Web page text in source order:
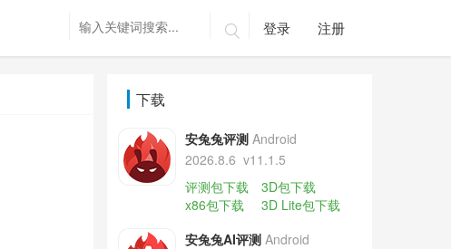
 登录 注册
下载
安兔兔评测 Android
2026.8.6 v11.1.5
评测包下载
3D包下载
x86包下载
3D Lite包下载
安兔兔AI评测 Android